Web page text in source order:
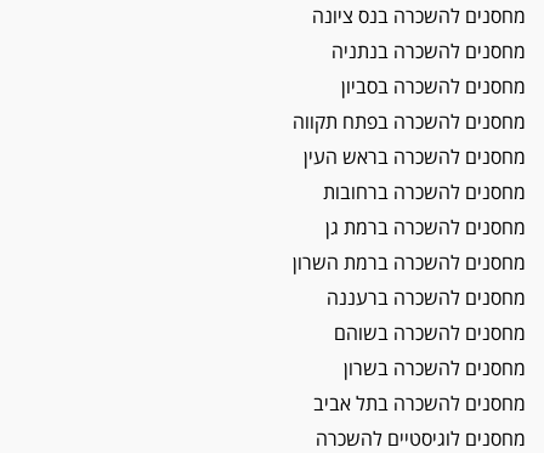
מחסנים להשכרה בנס ציונה
מחסנים להשכרה בנתניה
מחסנים להשכרה בסביון
מחסנים להשכרה בפתח תקווה​
מחסנים להשכרה בראש העין
מחסנים להשכרה ברחובות
מחסנים להשכרה ברמת גן
מחסנים להשכרה ברמת השרון
מחסנים להשכרה ברעננה
מחסנים להשכרה בשוהם
מחסנים להשכרה בשרון
מחסנים להשכרה בתל אביב
מחסנים לוגיסטיים להשכרה